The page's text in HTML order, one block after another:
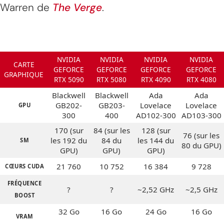
Warren de The Verge.
CARTE
GRAPHIQUE
NVIDIA
GEFORCE
RTX 5090
NVIDIA
GEFORCE
RTX 5080
NVIDIA
GEFORCE
RTX 4090
NVIDIA
GEFORCE
RTX 4080
GPU
Blackwell
GB202-
300
Blackwell
GB203-
400
Ada
Lovelace
AD102-300
Ada
Lovelace
AD103-300
SM
170 (sur
les 192 du
GPU)
84 (sur les
84 du
GPU)
128 (sur
les 144 du
GPU)
76 (sur les
80 du GPU)
CŒURS CUDA 21 760 10 752 16 384 9 728
FRÉQUENCE
BOOST
? ? ~2,52 GHz ~2,5 GHz
VRAM
32 Go
16 Go
24 Go
16 Go